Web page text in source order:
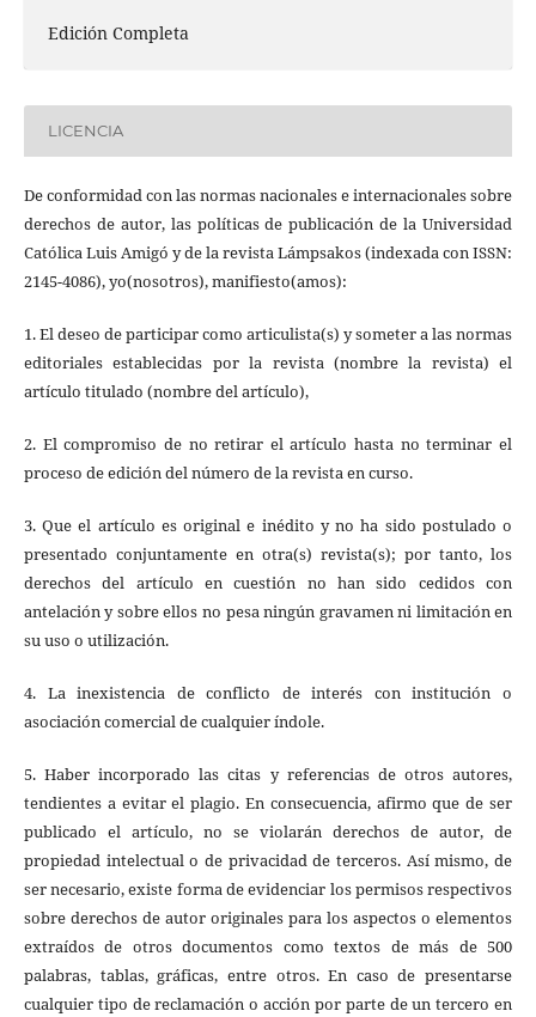
Edición Completa
LICENCIA
De conformidad con las normas nacionales e internacionales sobre
derechos de autor, las políticas de publicación de la Universidad
Católica Luis Amigó y de la revista Lámpsakos (indexada con ISSN:
2145-4086), yo(nosotros), manifiesto(amos):
1. El deseo de participar como articulista(s) y someter a las normas
editoriales establecidas por la revista (nombre la revista) el
artículo titulado (nombre del artículo),
2. El compromiso de no retirar el artículo hasta no terminar el
proceso de edición del número de la revista en curso.
3. Que el artículo es original e inédito y no ha sido postulado o
presentado conjuntamente en otra(s) revista(s); por tanto, los
derechos del artículo en cuestión no han sido cedidos con
antelación y sobre ellos no pesa ningún gravamen ni limitación en
su uso o utilización.
4. La inexistencia de conflicto de interés con institución o
asociación comercial de cualquier índole.
5. Haber incorporado las citas y referencias de otros autores,
tendientes a evitar el plagio. En consecuencia, afirmo que de ser
publicado el artículo, no se violarán derechos de autor, de
propiedad intelectual o de privacidad de terceros. Así mismo, de
ser necesario, existe forma de evidenciar los permisos respectivos
sobre derechos de autor originales para los aspectos o elementos
extraídos de otros documentos como textos de más de 500
palabras, tablas, gráficas, entre otros. En caso de presentarse
cualquier tipo de reclamación o acción por parte de un tercero en